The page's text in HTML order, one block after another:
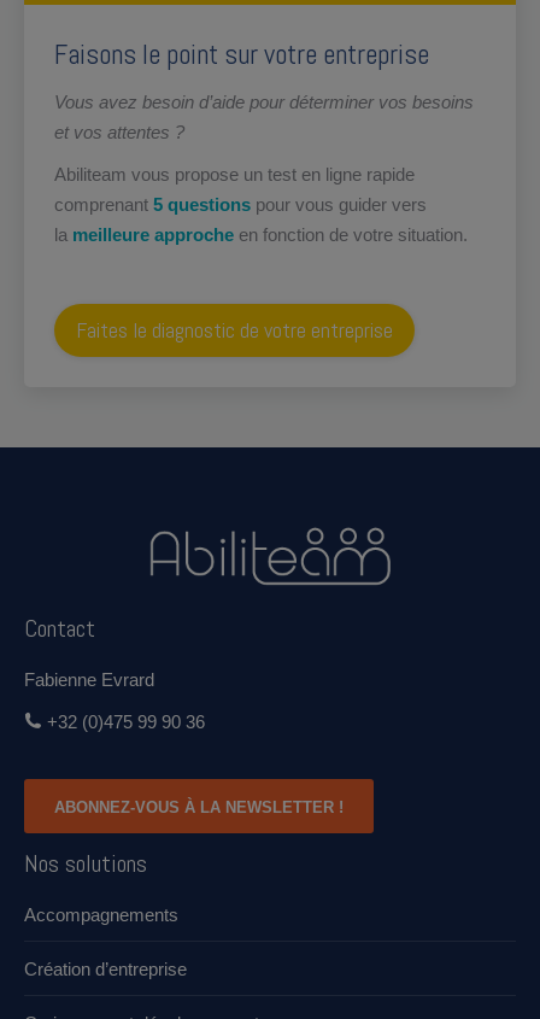
Faisons le point sur votre entreprise
Vous avez besoin d’aide pour déterminer vos besoins
et vos attentes ?
Abiliteam vous propose un test en ligne rapide
comprenant 5 questions pour vous guider vers
la meilleure approche en fonction de votre situation.
Faites le diagnostic de votre entreprise
Contact
Fabienne Evrard
+32 (0)475 99 90 36
ABONNEZ-VOUS À LA NEWSLETTER !
Nos solutions
Accompagnements
Création d’entreprise